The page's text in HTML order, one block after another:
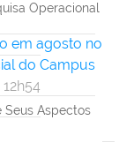
Operacional
em agosto no
do Campus
Seus Aspectos